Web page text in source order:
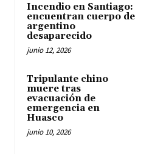
Incendio en Santiago:
encuentran cuerpo de
argentino
desaparecido
junio 12, 2026
Tripulante chino
muere tras
evacuación de
emergencia en
Huasco
junio 10, 2026